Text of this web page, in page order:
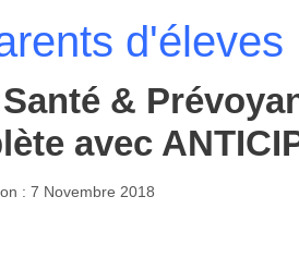
d'éleves
&
avec
: 7 Novembre 2018